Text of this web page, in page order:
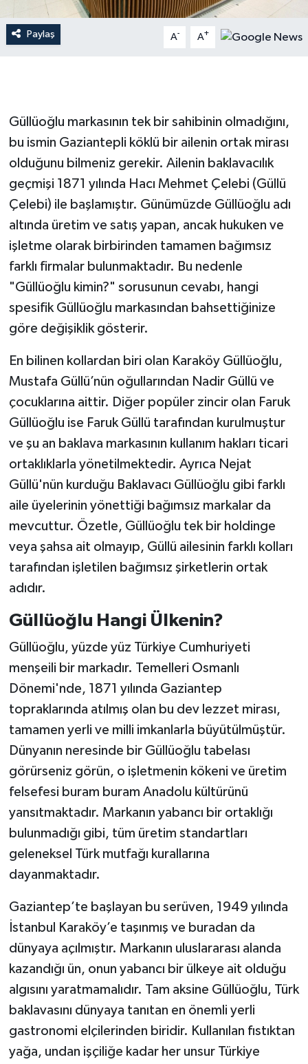
Paylaş A- A+
Güllüoğlu markasının tek bir sahibinin olmadığını,
bu ismin Gaziantepli köklü bir ailenin ortak mirası
olduğunu bilmeniz gerekir. Ailenin baklavacılık
geçmişi 1871 yılında Hacı Mehmet Çelebi (Güllü
Çelebi) ile başlamıştır. Günümüzde Güllüoğlu adı
altında üretim ve satış yapan, ancak hukuken ve
işletme olarak birbirinden tamamen bağımsız
farklı firmalar bulunmaktadır. Bu nedenle
"Güllüoğlu kimin?" sorusunun cevabı, hangi
spesifik Güllüoğlu markasından bahsettiğinize
göre değişiklik gösterir.
En bilinen kollardan biri olan Karaköy Güllüoğlu,
Mustafa Güllü’nün oğullarından Nadir Güllü ve
çocuklarına aittir. Diğer popüler zincir olan Faruk
Güllüoğlu ise Faruk Güllü tarafından kurulmuştur
ve şu an baklava markasının kullanım hakları ticari
ortaklıklarla yönetilmektedir. Ayrıca Nejat
Güllü'nün kurduğu Baklavacı Güllüoğlu gibi farklı
aile üyelerinin yönettiği bağımsız markalar da
mevcuttur. Özetle, Güllüoğlu tek bir holdinge
veya şahsa ait olmayıp, Güllü ailesinin farklı kolları
tarafından işletilen bağımsız şirketlerin ortak
adıdır.
Güllüoğlu Hangi Ülkenin?
Güllüoğlu, yüzde yüz Türkiye Cumhuriyeti
menşeili bir markadır. Temelleri Osmanlı
Dönemi'nde, 1871 yılında Gaziantep
topraklarında atılmış olan bu dev lezzet mirası,
tamamen yerli ve milli imkanlarla büyütülmüştür.
Dünyanın neresinde bir Güllüoğlu tabelası
görürseniz görün, o işletmenin kökeni ve üretim
felsefesi buram buram Anadolu kültürünü
yansıtmaktadır. Markanın yabancı bir ortaklığı
bulunmadığı gibi, tüm üretim standartları
geleneksel Türk mutfağı kurallarına
dayanmaktadır.
Gaziantep’te başlayan bu serüven, 1949 yılında
İstanbul Karaköy’e taşınmış ve buradan da
dünyaya açılmıştır. Markanın uluslararası alanda
kazandığı ün, onun yabancı bir ülkeye ait olduğu
algısını yaratmamalıdır. Tam aksine Güllüoğlu, Türk
baklavasını dünyaya tanıtan en önemli yerli
gastronomi elçilerinden biridir. Kullanılan fıstıktan
yağa, undan işçiliğe kadar her unsur Türkiye